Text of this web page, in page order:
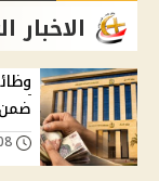
الاخبار
ضمن